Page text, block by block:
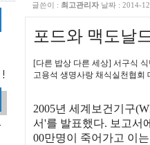
글쓴이 : 최고관리자 날짜 : 2014-
포드와 맥도날
[다른 밥상 다른 세상] 서구식
고용석 생명사랑 채식실천협회
2005년 세계보건기구
서'를 발표했다. 보고서
00만명이 죽어가고 이